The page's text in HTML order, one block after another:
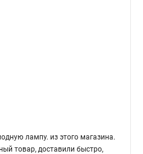
лампу. из этого магазина.
товар, доставили быстро,